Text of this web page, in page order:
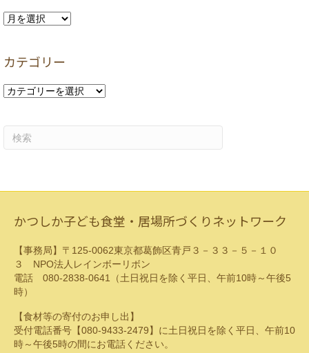
ア
イ
カテゴリー
カ
かつしか子ども食堂・居場所づくりネットワーク
【事務局】〒125-0062東京都葛飾区青戸３－３３－５－１０
３ NPO法人レインボーリボン
電話 080-2838-0641（土日祝日を除く平日、午前10時～午後5
時）
【食材等の寄付のお申し出】
受付電話番号【080-9433-2479】に土日祝日を除く平日、午前10
時～午後5時の間にお電話ください。